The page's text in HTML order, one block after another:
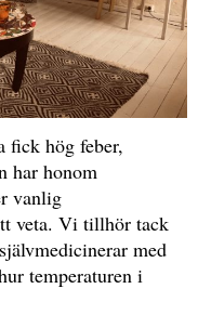
fick hög feber,
har honom
vanlig
veta. Vi tillhör tack
med
temperaturen i